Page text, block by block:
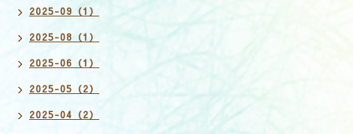
2025-09（1）
2025-08（1）
2025-06（1）
2025-05（2）
2025-04（2）